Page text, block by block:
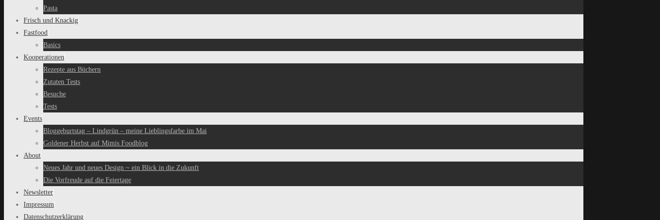
Pasta
Frisch und Knackig
Fastfood
Basics
Kooperationen
Rezepte aus Büchern
Zutaten Tests
Besuche
Tests
Events
Bloggeburtstag – Lindgrün – meine Lieblingsfarbe im Mai
Goldener Herbst auf Mimis Foodblog
About
Neues Jahr und neues Design ~ ein Blick in die Zukunft
Die Vorfreude auf die Feiertage
Newsletter
Impressum
Datenschutzerklärung